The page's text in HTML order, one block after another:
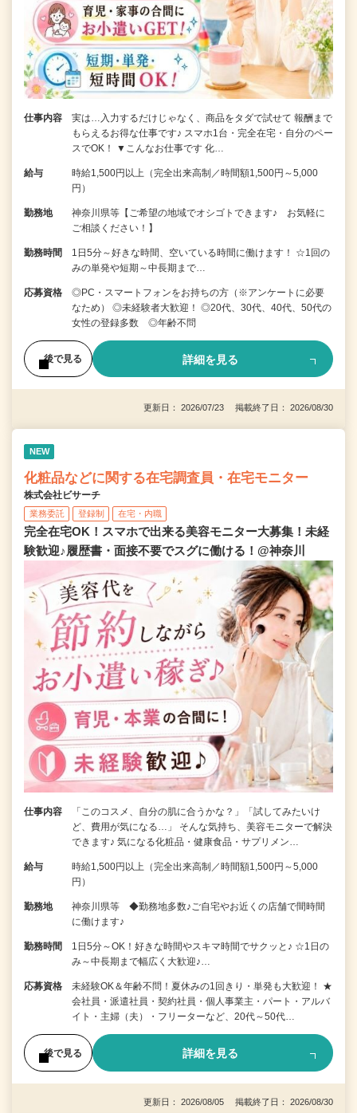
仕事内容
実は…入力するだけじゃなく、商品をタダで試せて 報酬まで
もらえるお得な仕事です♪ スマホ1台・完全在宅・自分のペー
スでOK！ ▼こんなお仕事です 化…
給与
時給1,500円以上（完全出来高制／時間額1,500円～5,000
円）
勤務地
神奈川県等【ご希望の地域でオシゴトできます♪ お気軽に
ご相談ください！】
勤務時間
1日5分～好きな時間、空いている時間に働けます！ ☆1回の
みの単発や短期～中長期まで…
応募資格
◎PC・スマートフォンをお持ちの方（※アンケートに必要
なため） ◎未経験者大歓迎！ ◎20代、30代、40代、50代の
女性の登録多数 ◎年齢不問
後で見る 詳細を見る
更新日： 2026/07/23 掲載終了日： 2026/08/30
NEW
化粧品などに関する在宅調査員・在宅モニター
株式会社ビサーチ
業務委託 登録制 在宅・内職
完全在宅OK！スマホで出来る美容モニター大募集！未経
験歓迎♪履歴書・面接不要でスグに働ける！@神奈川
仕事内容
「このコスメ、自分の肌に合うかな？」「試してみたいけ
ど、費用が気になる…」 そんな気持ち、美容モニターで解決
できます♪ 気になる化粧品・健康食品・サプリメン…
給与
時給1,500円以上（完全出来高制／時間額1,500円～5,000
円）
勤務地
神奈川県等 ◆勤務地多数♪ご自宅やお近くの店舗で間時間
に働けます♪
勤務時間
1日5分～OK！好きな時間やスキマ時間でサクッと♪ ☆1日の
み～中長期まで幅広く大歓迎♪…
応募資格
未経験OK＆年齢不問！夏休みの1回きり・単発も大歓迎！ ★
会社員・派遣社員・契約社員・個人事業主・パート・アルバ
イト・主婦（夫）・フリーターなど、20代～50代…
後で見る 詳細を見る
更新日： 2026/08/05 掲載終了日： 2026/08/30